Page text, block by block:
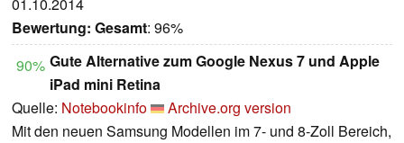
01.10.2014
Bewertung: Gesamt: 96%
90% Gute Alternative zum Google Nexus 7 und Apple
iPad mini Retina
Quelle: Notebookinfo
Archive.org version
Mit den neuen Samsung Modellen im 7- und 8-Zoll Bereich,